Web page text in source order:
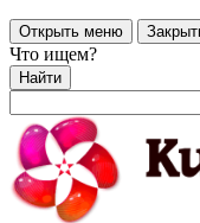
Открыть меню
Что ищем?
Найти